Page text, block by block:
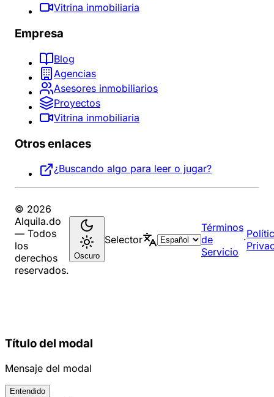
Vitrina inmobiliaria
Empresa
Blog
Agencias
Asesores inmobiliarios
Proyectos
Vitrina inmobiliaria
Otros enlaces
¿Buscando algo para leer o jugar?
© 2026
Alquila.do
— Todos
los
derechos
reservados.
Oscuro
Selector
Términos
de
Servicio
·
Título del modal
Mensaje del modal
Entendido